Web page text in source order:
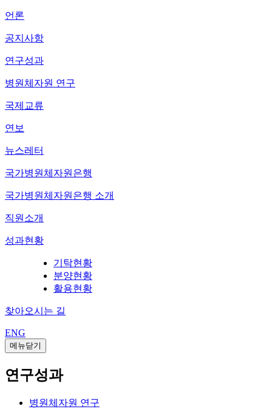
언론
공지사항
연구성과
병원체자원 연구
국제교류
연보
뉴스레터
국가병원체자원은행
국가병원체자원은행 소개
직원소개
성과현황
기탁현황
분양현황
활용현황
찾아오시는 길
ENG
메뉴닫기
연구성과
병원체자원 연구